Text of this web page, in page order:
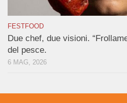
FESTFOOD
Due chef, due visioni.
del pesce.
6 MAG, 2026